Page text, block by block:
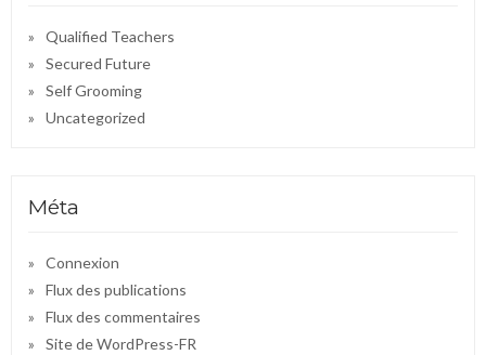
Qualified Teachers
Secured Future
Self Grooming
Uncategorized
Méta
Connexion
Flux des publications
Flux des commentaires
Site de WordPress-FR